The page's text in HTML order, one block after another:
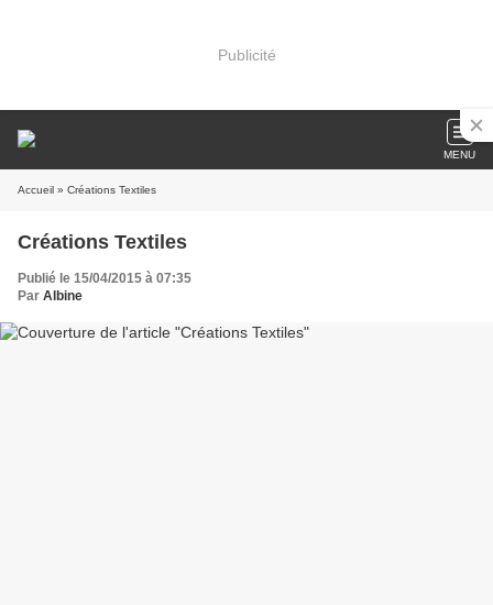
Publicité
MENU
Accueil » Créations Textiles
Créations Textiles
Publié le 15/04/2015 à 07:35
Par Albine